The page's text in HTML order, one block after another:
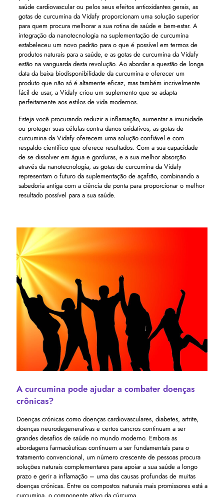
saúde cardiovascular ou pelos seus efeitos antioxidantes gerais, as
gotas de curcumina da Vidafy proporcionam uma solução superior
para quem procura melhorar a sua rotina de saúde e bem-estar. A
integração da nanotecnologia na suplementação de curcumina
estabeleceu um novo padrão para o que é possível em termos de
produtos naturais para a saúde, e as gotas de curcumina da Vidafy
estão na vanguarda desta revolução. Ao abordar a questão de longa
data da baixa biodisponibilidade da curcumina e oferecer um
produto que não só é altamente eficaz, mas também incrivelmente
fácil de usar, a Vidafy criou um suplemento que se adapta
perfeitamente aos estilos de vida modernos.
Esteja você procurando reduzir a inflamação, aumentar a imunidade
ou proteger suas células contra danos oxidativos, as gotas de
curcumina da Vidafy oferecem uma solução confiável e com
respaldo científico que oferece resultados. Com a sua capacidade
de se dissolver em água e gorduras, e a sua melhor absorção
através da nanotecnologia, as gotas de curcumina da Vidafy
representam o futuro da suplementação de açafrão, combinando a
sabedoria antiga com a ciência de ponta para proporcionar o melhor
resultado possível para a sua saúde.
A curcumina pode ajudar a combater doenças
crônicas?
Doenças crónicas como doenças cardiovasculares, diabetes, artrite,
doenças neurodegenerativas e certos cancros continuam a ser
grandes desafios de saúde no mundo moderno. Embora as
abordagens farmacêuticas continuem a ser fundamentais para o
tratamento convencional, um número crescente de pessoas procura
soluções naturais complementares para apoiar a sua saúde a longo
prazo e gerir a inflamação – uma das causas profundas de muitas
doenças crónicas. Entre os compostos naturais mais promissores está a